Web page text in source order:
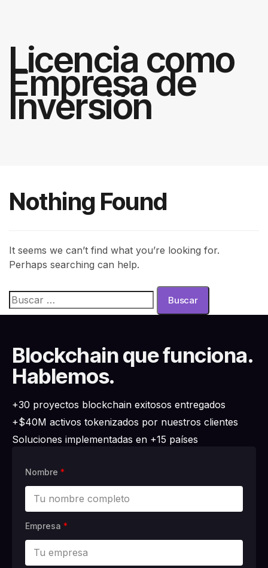
Licencia como
Empresa de
Inversión
Nothing Found
It seems we can’t find what you’re looking for.
Perhaps searching can help.
Blockchain que funciona.
Hablemos.
+30 proyectos blockchain exitosos entregados
+$40M activos tokenizados por nuestros clientes
Soluciones implementadas en +15 países
Nombre *
Empresa *